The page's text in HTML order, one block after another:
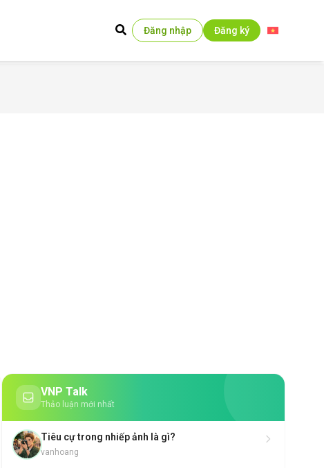
Đăng nhập Đăng ký
VNP Talk
Thảo luận mới nhất
Tiêu cự trong nhiếp ảnh là gì?
vanhoang